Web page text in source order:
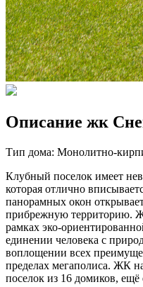
Описание жк
Тип дома: Монолитно-
Клубный поселок имеет
которая отлично
панорамных окон
прибрежную территорию.
рамках эко-
единении человека с
воплощении всех
пределах мегаполиса. ЖК
поселок из 16 домиков, ещё